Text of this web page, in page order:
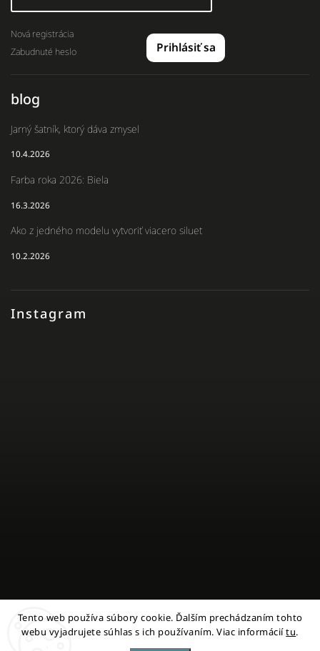
Tento web používa súbory cookie. Ďalším prechádzaním tohto
webu vyjadrujete súhlas s ich používaním. Viac informáciítu.
Instagram
Sledovať na Instagrame
Prihlásiť sa
Nová registrácia
Zabudnuté heslo
blog
Jarný šatník, ktorý dáva zmysel
10.4.2026
Farba roka 2026: Biela
16.3.2026
Ako z jedného modelu vytvoriť viacero siluet
10.2.2026